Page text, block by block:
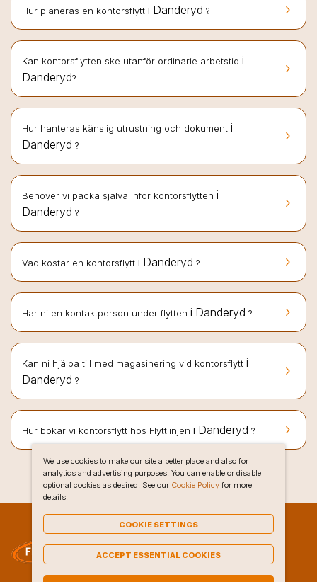
keyboard_arrow_right
Hur planeras en kontorsflytt i Danderyd ?
keyboard_arrow_right
Kan kontorsflytten ske utanför ordinarie arbetstid i
Danderyd?
keyboard_arrow_right
Hur hanteras känslig utrustning och dokument i
Danderyd ?
keyboard_arrow_right
Behöver vi packa själva inför kontorsflytten i
Danderyd ?
keyboard_arrow_right
Vad kostar en kontorsflytt i Danderyd ?
keyboard_arrow_right
Har ni en kontaktperson under flytten i Danderyd ?
keyboard_arrow_right
Kan ni hjälpa till med magasinering vid kontorsflytt i
Danderyd ?
keyboard_arrow_right
Hur bokar vi kontorsflytt hos Flyttlinjen i Danderyd ?
We use cookies to make our site a better place and also for
analytics and advertising purposes. You can enable or disable
optional cookies as desired. See our Cookie Policyfor more
details.
COOKIE SETTINGS
ACCEPT ESSENTIAL COOKIES